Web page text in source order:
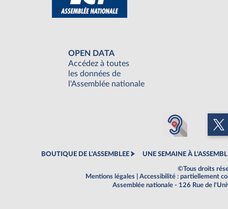
OPEN DATA
Accédez à toutes
les données de
l'Assemblée nationale
BOUTIQUE DE L'ASSEMBLEE UNE SEMAINE À
©Tous droits
Mentions légales
Accessibilité : partiellement
Assemblée nationale - 126 Rue de